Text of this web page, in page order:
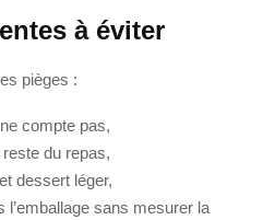
à éviter
pièges :
ne compte pas,
du repas,
dessert léger,
l’emballage sans mesurer la